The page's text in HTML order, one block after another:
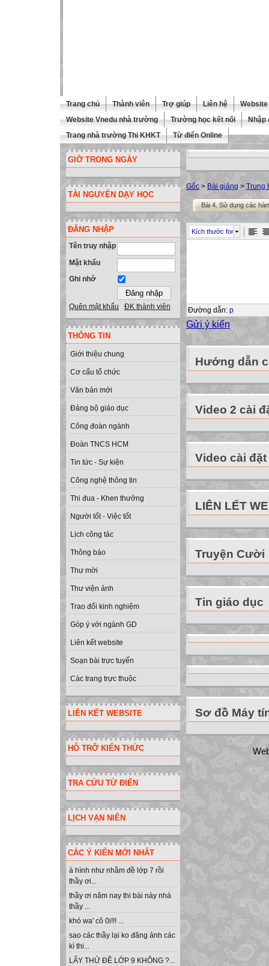
Trang chủ Thành viên Trợ giúp Liên hệ
Website Vnedu nhà trường
Trường học kết nối
Nhập
Trang nhà trường Thi KHKT
Từ điển Online
GIỜ TRONG NGÀY
TÀI NGUYÊN DẠY HỌC
ĐĂNG NHẬP
Tên truy nhập
Mật khẩu
Ghi nhớ
Quên mật khẩu ĐK thành viên
THÔNG TIN
Giới thiệu chung
Cơ cấu tổ chức
Văn bản mới
Đảng bộ giáo dục
Công đoàn ngành
Đoàn TNCS HCM
Tin tức - Sự kiện
Công nghệ thông tin
Thi đua - Khen thưởng
Người tốt - Việc tốt
Lịch công tác
Thông báo
Thư mời
Thư viện ảnh
Trao đổi kinh nghiệm
Góp ý với ngành GD
Liên kết website
Soạn bài trực tuyến
Các trang trực thuộc
LIÊN KẾT WEBSITE
HỖ TRỠ KIẾN THỨC
TRA CỨU TỪ ĐIỂN
LỊCH VẠN NIÊN
CÁC Ý KIẾN MỚI NHẤT
à hình như nhầm đề lớp 7 rồi
thầy ơi...
thầy ơi năm nay thi bài này nhá
thầy ...
khó wa' cô 0i!!! ...
sao các thầy lại ko đăng ảnh các
kì thi...
LẤY THỬ ĐỀ LỚP 9 KHÔNG ?...
Gốc > Bài giảng > Trung
Bài 4. Sử dụng các
Kích thước font
Đường dẫn: p
Gửi ý kiến
Hướng dẫn
Video 2 cài
Video cài đặt
LIÊN LẾT
Truyện Cười
Tin giáo dục
Sơ đồ Máy